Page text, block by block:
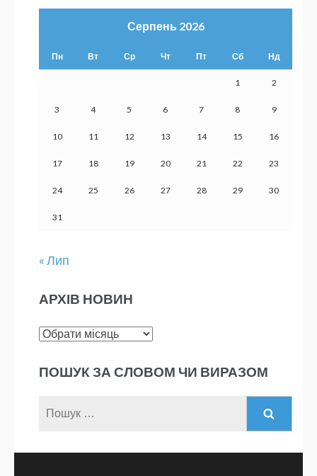
Серпень 2026
Пн Вт Ср Чт Пт Сб Нд
1 2
3 4 5 6 7 8 9
10 11 12 13 14 15 16
17 18 19 20 21 22 23
24 25 26 27 28 29 30
31
« Лип
АРХІВ НОВИН
Архів
ПОШУК ЗА СЛОВОМ ЧИ ВИРАЗОМ